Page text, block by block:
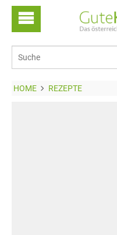
HOME REZEPTE